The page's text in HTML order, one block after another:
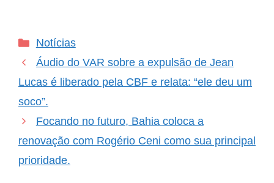
prestes a entrar em
campo para mais um
importante duelo na
Copa…
Categorias
Notícias
Áudio do VAR sobre a expulsão de Jean
Lucas é liberado pela CBF e relata: “ele deu um
soco”.
Focando no futuro, Bahia coloca a
renovação com Rogério Ceni como sua principal
prioridade.